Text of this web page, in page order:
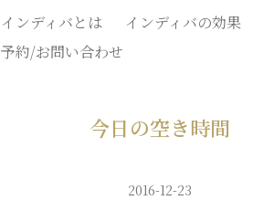
インディバとは インディバの効果
予約/お問い合わせ
今日の空き時間
2016-12-23